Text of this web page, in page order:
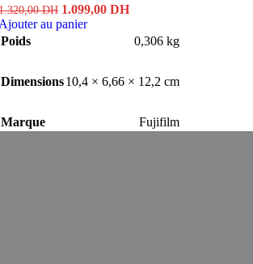
DH Le
prix
1.099,00 DHLe
actuel
au panier
Poids
0,306 kg
Dimensions10,4 × 6,66 × 12,2 cm
Marque Fujifilm